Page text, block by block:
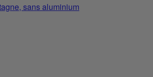
sans aluminium